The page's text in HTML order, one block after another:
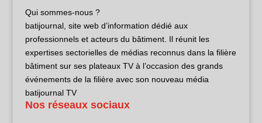
Qui sommes-nous ?
batijournal, site web d’information dédié aux
professionnels et acteurs du bâtiment. Il réunit les
expertises sectorielles de médias reconnus dans la filière
bâtiment sur ses plateaux TV à l’occasion des grands
événements de la filière avec son nouveau média
batijournal TV
Nos réseaux sociaux